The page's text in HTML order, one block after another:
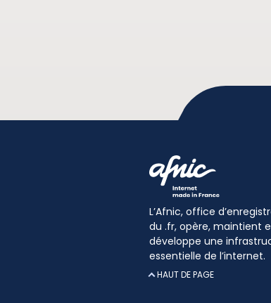
L’Afnic, office
du .fr, opère, maintient
développe une
essentielle de l’internet.
HAUT DE PAGE